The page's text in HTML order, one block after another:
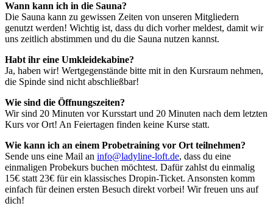
Wann kann ich in die Sauna?
Die Sauna kann zu gewissen Zeiten von unseren Mitgliedern
genutzt werden! Wichtig ist, dass du dich vorher meldest, damit wir
uns zeitlich abstimmen und du die Sauna nutzen kannst.
Habt ihr eine Umkleidekabine?
Ja, haben wir! Wertgegenstände bitte mit in den Kursraum nehmen,
die Spinde sind nicht abschließbar!
Wie sind die Öffnungszeiten?
Wir sind 20 Minuten vor Kursstart und 20 Minuten nach dem letzten
Kurs vor Ort! An Feiertagen finden keine Kurse statt.
Wie kann ich an einem Probetraining vor Ort teilnehmen?
Sende uns eine Mail an info@ladyline-loft.de, dass du eine
einmaligen Probekurs buchen möchtest. Dafür zahlst du einmalig
15€ statt 23€ für ein klassisches Dropin-Ticket. Ansonsten komm
einfach für deinen ersten Besuch direkt vorbei! Wir freuen uns auf
dich!